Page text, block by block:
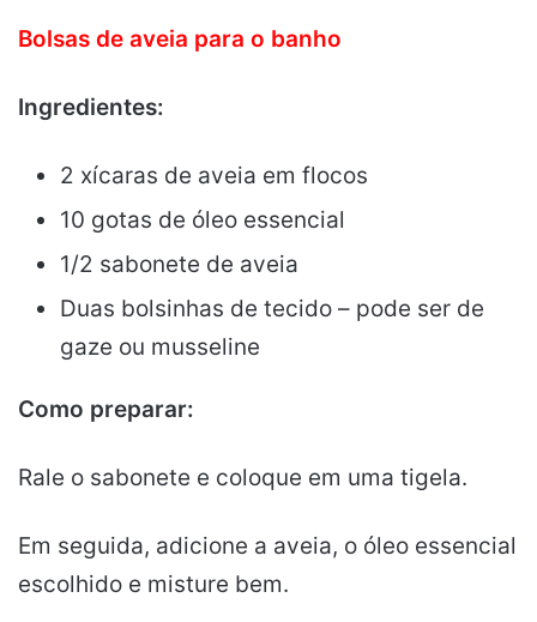
Bolsas de aveia para o banho
Ingredientes:
2 xícaras de aveia em flocos
10 gotas de óleo essencial
1/2 sabonete de aveia
Duas bolsinhas de tecido – pode ser de
gaze ou musseline
Como preparar:
Rale o sabonete e coloque em uma tigela.
Em seguida, adicione a aveia, o óleo essencial
escolhido e misture bem.